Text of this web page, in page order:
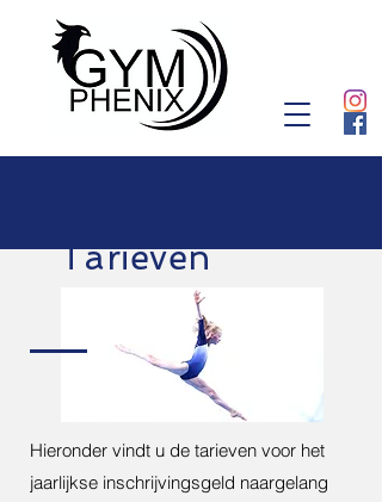
Tarieven
Hieronder vindt u de tarieven voor het
jaarlijkse inschrijvingsgeld naargelang